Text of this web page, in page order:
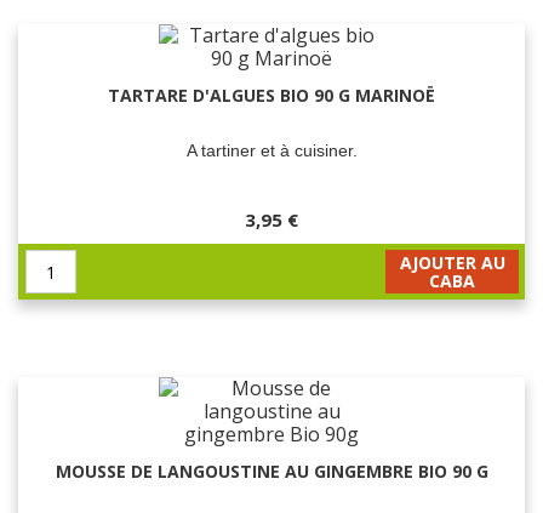
TARTARE D'ALGUES BIO 90 G MARINOË
A tartiner et à cuisiner.
3,95 €
AJOUTER AU
CABA
MOUSSE DE LANGOUSTINE AU GINGEMBRE BIO 90 G